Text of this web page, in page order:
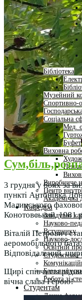
Бібліотека
Музейний
Спортивно-
Соціальна
Мед.
Буфет
Виховна
Виробниче
Центр
Академічна
Кафедра
Завідувач
Науково-
Вступнику
Науково-
Освітній
База
Робота зі
Студентам
Денна
3 грудня у боях за
пункті Антонівка
Малинського
Конотовський, 1981
Віталій Петрович
аеромобільного
Відповідальний,
Щирі співчуття
вічна слава Герою!